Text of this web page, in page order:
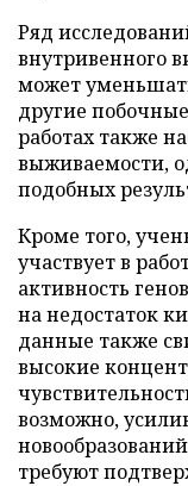
Ряд
внутривенного
может
другие
работах также
выживаемости,
подобных
Кроме того,
участвует в
активность
на недостаток
данные также
высокие
возможно,
требуют